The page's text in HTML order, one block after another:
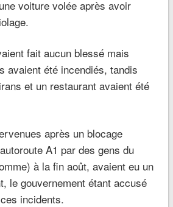
voiture volée après avoir
fait aucun blessé mais
avaient été incendiés, tandis
et un restaurant avaient été
après un blocage
A1 par des gens du
à la fin août, avaient eu un
le gouvernement étant accusé
incidents.